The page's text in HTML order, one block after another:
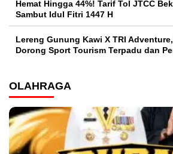
Hemat Hingga 44%! Tarif Tol JTCC
Sambut Idul Fitri 1447 H
Lereng Gunung Kawi X TRI
Dorong Sport Tourism Terpadu dan
OLAHRAGA